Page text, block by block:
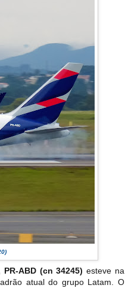
PR-ABD (cn 34245)esteve na
atual do grupo Latam. O